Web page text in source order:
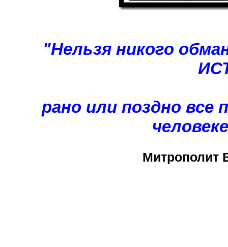
"Нельзя никого
рано или поздно
Митрополит